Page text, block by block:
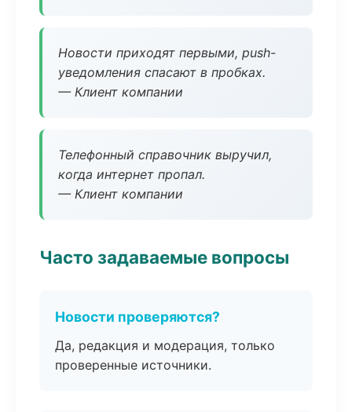
Новости приходят первыми, push-
уведомления спасают в пробках.
— Клиент компании
Телефонный справочник выручил,
когда интернет пропал.
— Клиент компании
Часто задаваемые вопросы
Новости проверяются?
Да, редакция и модерация, только
проверенные источники.